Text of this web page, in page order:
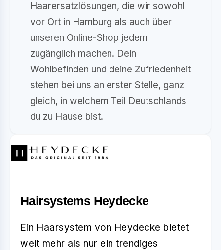
Haarersatzlösungen, die wir sowohl
vor Ort in Hamburg als auch über
unseren Online-Shop jedem
zugänglich machen. Dein
Wohlbefinden und deine Zufriedenheit
stehen bei uns an erster Stelle, ganz
gleich, in welchem Teil Deutschlands
du zu Hause bist.
Hairsystems Heydecke
Ein Haarsystem von Heydecke bietet
weit mehr als nur ein trendiges